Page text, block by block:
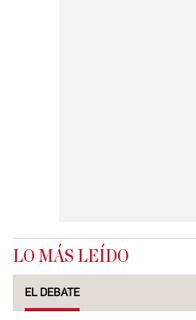
LO MÁS LEÍDO
EL DEBATE